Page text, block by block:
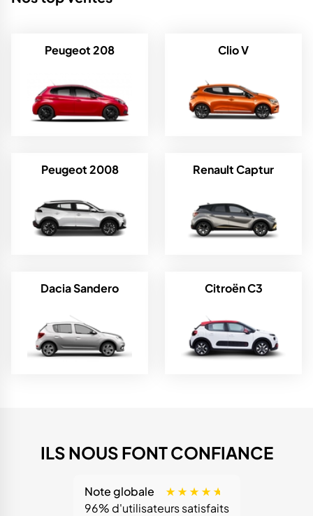
Peugeot 208 Clio V
Peugeot 2008 Renault Captur
Dacia Sandero Citroën C3
ILS NOUS FONT CONFIANCE
Note globale
96% d'utilisateurs satisfaits